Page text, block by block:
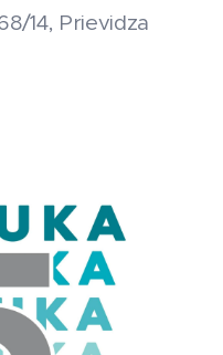
14, Prievidza